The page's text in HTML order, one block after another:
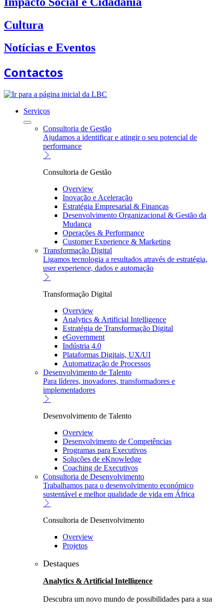
Cultura
Notícias e Eventos
Contactos
Serviços
Consultoria de Gestão
Ajudamos a identificar e atingir o seu potencial de
performance
Consultoria de Gestão
Overview
Inovação e Aceleração
Estratégia Empresarial & Finanças
Desenvolvimento Organizacional & Gestão da
Mudança
Operações & Performance
Customer Experience & Marketing
Transformação Digital
Ligamos tecnologia a resultados através de estratégia,
user experience, dados e automação
Transformação Digital
Overview
Analytics & Artificial Intelligence
Estratégia de Transformação Digital
eGovernment
Indústria 4.0
Plataformas Digitais, UX/UI
Automatização de Processos
Desenvolvimento de Talento
Para líderes, inovadores, transformadores e
implementadores
Desenvolvimento de Talento
Overview
Desenvolvimento de Competências
Programas para Executivos
Soluções de eKnowledge
Coaching de Executivos
Consultoria de Desenvolvimento
Trabalhamos para o desenvolvimento económico
sustentável e melhor qualidade de vida em África
Consultoria de Desenvolvimento
Overview
Projetos
Destaques
Analytics & Artificial Intelligence
Descubra um novo mundo de possibilidades para a sua